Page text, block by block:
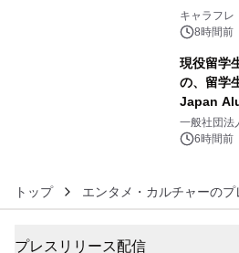
キャラフレ
デザインズ
8時間前
現役留学
の、留学
Japan
をリリー
一般社団法
6時間前
トップ エンタメ・カルチャーの
プレスリリース配信